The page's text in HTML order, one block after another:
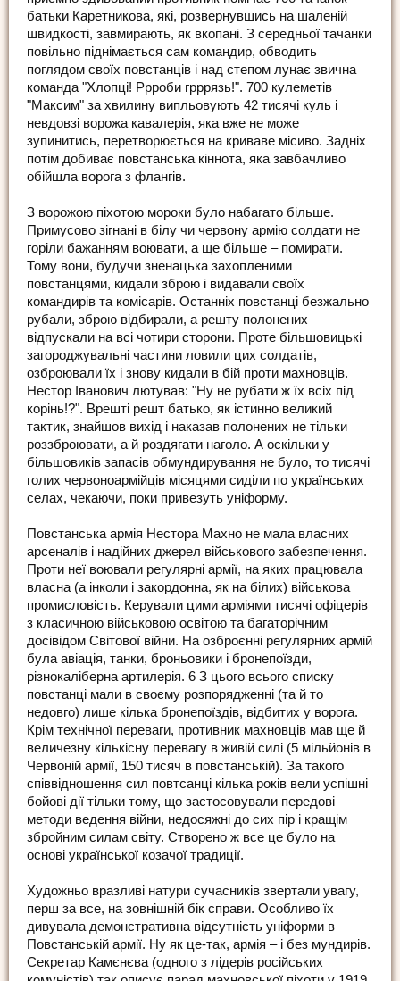
батьки Каретникова, які, розвернувшись на шаленій
швидкості, завмирають, як вкопані. З середньої тачанки
повільно піднімається сам командир, обводить
поглядом своїх повстанців і над степом лунає звична
команда "Хлопці! Ррроби грррязь!". 700 кулеметів
"Максим" за хвилину випльовують 42 тисячі куль і
невдовзі ворожа кавалерія, яка вже не може
зупинитись, перетворюється на криваве місиво. Задніх
потім добиває повстанська кіннота, яка завбачливо
обійшла ворога з флангів.
З ворожою піхотою мороки було набагато більше.
Примусово зігнані в білу чи червону армію солдати не
горіли бажанням воювати, а ще більше – помирати.
Тому вони, будучи зненацька захопленими
повстанцями, кидали зброю і видавали своїх
командирів та комісарів. Останніх повстанці безжально
рубали, зброю відбирали, а решту полонених
відпускали на всі чотири сторони. Проте більшовицькі
загороджувальні частини ловили цих солдатів,
озброювали їх і знову кидали в бій проти махновців.
Нестор Іванович лютував: "Ну не рубати ж їх всіх під
корінь!?". Врешті решт батько, як істинно великий
тактик, знайшов вихід і наказав полонених не тільки
роззброювати, а й роздягати наголо. А оскільки у
більшовиків запасів обмундирування не було, то тисячі
голих червоноармійців місяцями сиділи по українських
селах, чекаючи, поки привезуть уніформу.
Повстанська армія Нестора Махно не мала власних
арсеналів і надійних джерел військового забезпечення.
Проти неї воювали регулярні армії, на яких працювала
власна (а інколи і закордонна, як на білих) військова
промисловість. Керували цими арміями тисячі офіцерів
з класичною військовою освітою та багаторічним
досівідом Світової війни. На озброєнні регулярних армій
була авіація, танки, броньовики і бронепоїзди,
різнокаліберна артилерія. 6 З цього всього списку
повстанці мали в своєму розпорядженні (та й то
недовго) лише кілька бронепоїздів, відбитих у ворога.
Крім технічної переваги, противник махновців мав ще й
величезну кількісну перевагу в живій силі (5 мільйонів в
Червоній армії, 150 тисяч в повстанській). За такого
співвідношення сил повтсанці кілька років вели успішні
бойові дії тільки тому, що застосовували передові
методи ведення війни, недосяжні до сих пір і кращім
збройним силам світу. Створено ж все це було на
основі української козачої традиції.
Художньо вразливі натури сучасників звертали увагу,
перш за все, на зовнішній бік справи. Особливо їх
дивувала демонстративна відсутність уніформи в
Повстанській армії. Ну як це-так, армія – і без мундирів.
Секретар Камєнєва (одного з лідерів російських